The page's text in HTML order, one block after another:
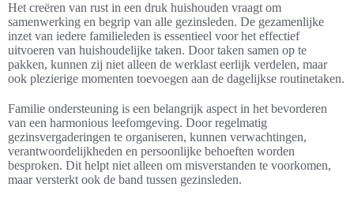
Het creëren van rust in een druk huishouden vraagt om
samenwerking en begrip van alle gezinsleden. De gezamenlijke
inzet van iedere familieleden is essentieel voor het effectief
uitvoeren van huishoudelijke taken. Door taken samen op te
pakken, kunnen zij niet alleen de werklast eerlijk verdelen, maar
ook plezierige momenten toevoegen aan de dagelijkse routinetaken.
Familie ondersteuning is een belangrijk aspect in het bevorderen
van een harmonious leefomgeving. Door regelmatig
gezinsvergaderingen te organiseren, kunnen verwachtingen,
verantwoordelijkheden en persoonlijke behoeften worden
besproken. Dit helpt niet alleen om misverstanden te voorkomen,
maar versterkt ook de band tussen gezinsleden.